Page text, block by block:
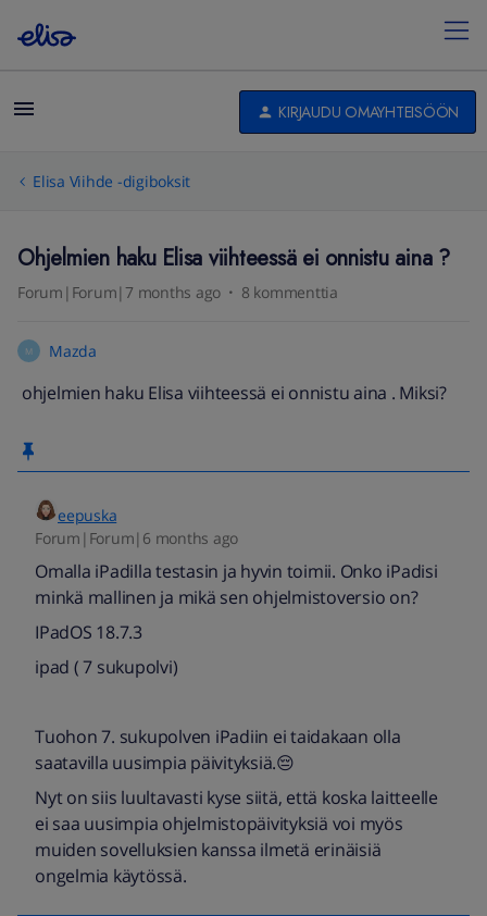
KIRJAUDU OMAYHTEISÖÖN
Elisa Viihde -digiboksit
Ohjelmien haku Elisa viihteessä ei onnistu aina ?
Forum|Forum|7 months ago 8 kommenttia
M Mazda
ohjelmien haku Elisa viihteessä ei onnistu aina . Miksi?
eepuska
Forum|Forum|6 months ago
Omalla iPadilla testasin ja hyvin toimii. Onko iPadisi
minkä mallinen ja mikä sen ohjelmistoversio on?
IPadOS 18.7.3
ipad ( 7 sukupolvi)
Tuohon 7. sukupolven iPadiin ei taidakaan olla
saatavilla uusimpia päivityksiä.😔
Nyt on siis luultavasti kyse siitä, että koska laitteelle
ei saa uusimpia ohjelmistopäivityksiä voi myös
muiden sovelluksien kanssa ilmetä erinäisiä
ongelmia käytössä.